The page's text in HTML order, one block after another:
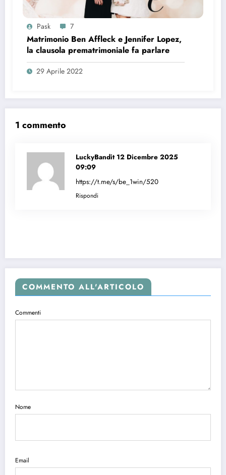
Pask 7
Matrimonio Ben Affleck e Jennifer Lopez,
la clausola prematrimoniale fa parlare
29 Aprile 2022
1 commento
LuckyBandit 12 Dicembre 2025
09:09
https://t.me/s/be_1win/520
Rispondi
COMMENTO ALL'ARTICOLO
Commenti
Nome
Email